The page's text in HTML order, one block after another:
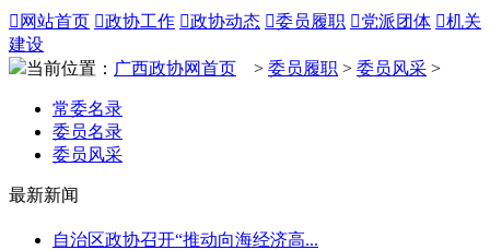
 网站首页 政协工作 政协动态 委员履职 党派团体 机关
建设
当前位置： 广西政协网首页 > 委员履职 > 委员风采 >
常委名录
委员名录
委员风采
最新新闻
自治区政协召开“推动向海经济高...